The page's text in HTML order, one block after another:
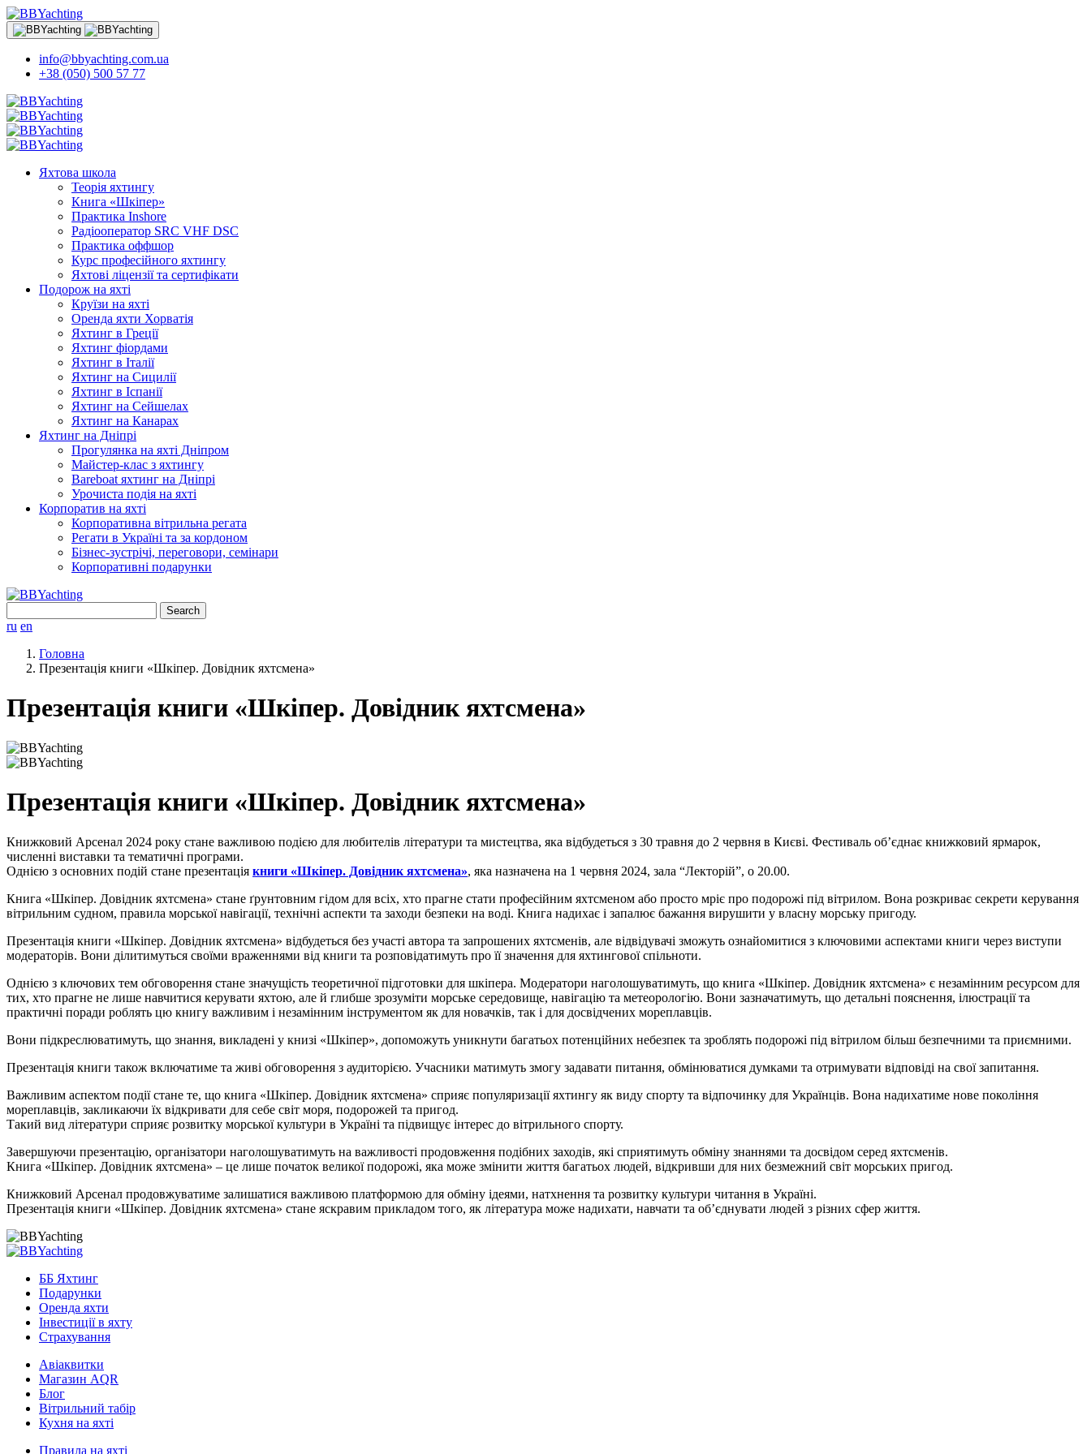
info@bbyachting.com.ua
+38 (050) 500 57 77
Яхтова школа
Теорія яхтингу
Книга «Шкіпер»
Практика Inshore
Радіооператор SRC VHF DSC
Практика оффшор
Курс професійного яхтингу
Яхтові ліцензії та сертифікати
Подорож на яхті
Круїзи на яхті
Оренда яхти Хорватія
Яхтинг в Греції
Яхтинг фіордами
Яхтинг в Італії
Яхтинг на Сицилії
Яхтинг в Іспанії
Яхтинг на Сейшелах
Яхтинг на Канарах
Яхтинг на Дніпрі
Прогулянка на яхті Дніпром
Майстер-клас з яхтингу
Bareboat яхтинг на Дніпрі
Урочиста подія на яхті
Корпоратив на яхті
Корпоративна вітрильна регата
Регати в Україні та за кордоном
Бізнес-зустрічі, переговори, семінари
Корпоративні подарунки
for:
ru en
Головна
Презентація книги «Шкіпер. Довідник яхтсмена»
Презентація книги «Шкіпер. Довідник яхтсмена»
Презентація книги «Шкіпер. Довідник яхтсмена»
Книжковий Арсенал 2024 року стане важливою подією для любителів літератури та мистецтва, яка відбудеться з 30 травня до 2 червня в Києві. Фестиваль об’єднає книжковий ярмарок,
численні виставки та тематичні програми.
Однією з основних подій стане презентація книги «Шкіпер. Довідник яхтсмена», яка назначена на 1 червня 2024, зала “Лекторій”, о 20.00.
Книга «Шкіпер. Довідник яхтсмена» стане ґрунтовним гідом для всіх, хто прагне стати професійним яхтсменом або просто мріє про подорожі під вітрилом. Вона розкриває секрети керування
вітрильним судном, правила морської навігації, технічні аспекти та заходи безпеки на воді. Книга надихає і запалює бажання вирушити у власну морську пригоду.
Презентація книги «Шкіпер. Довідник яхтсмена» відбудеться без участі автора та запрошених яхтсменів, але відвідувачі зможуть ознайомитися з ключовими аспектами книги через виступи
модераторів. Вони ділитимуться своїми враженнями від книги та розповідатимуть про її значення для яхтингової спільноти.
Однією з ключових тем обговорення стане значущість теоретичної підготовки для шкіпера. Модератори наголошуватимуть, що книга «Шкіпер. Довідник яхтсмена» є незамінним ресурсом для
тих, хто прагне не лише навчитися керувати яхтою, але й глибше зрозуміти морське середовище, навігацію та метеорологію. Вони зазначатимуть, що детальні пояснення, ілюстрації та
практичні поради роблять цю книгу важливим і незамінним інструментом як для новачків, так і для досвідчених мореплавців.
Вони підкреслюватимуть, що знання, викладені у книзі «Шкіпер», допоможуть уникнути багатьох потенційних небезпек та зроблять подорожі під вітрилом більш безпечними та приємними.
Презентація книги також включатиме та живі обговорення з аудиторією. Учасники матимуть змогу задавати питання, обмінюватися думками та отримувати відповіді на свої запитання.
Важливим аспектом події стане те, що книга «Шкіпер. Довідник яхтсмена» сприяє популяризації яхтингу як виду спорту та відпочинку для Українців. Вона надихатиме нове покоління
мореплавців, закликаючи їх відкривати для себе світ моря, подорожей та пригод.
Такий вид літератури сприяє розвитку морської культури в Україні та підвищує інтерес до вітрильного спорту.
Завершуючи презентацію, організатори наголошуватимуть на важливості продовження подібних заходів, які сприятимуть обміну знаннями та досвідом серед яхтсменів.
Книга «Шкіпер. Довідник яхтсмена» – це лише початок великої подорожі, яка може змінити життя багатьох людей, відкривши для них безмежний світ морських пригод.
Книжковий Арсенал продовжуватиме залишатися важливою платформою для обміну ідеями, натхнення та розвитку культури читання в Україні.
Презентація книги «Шкіпер. Довідник яхтсмена» стане яскравим прикладом того, як література може надихати, навчати та об’єднувати людей з різних сфер життя.
ББ Яхтинг
Подарунки
Оренда яхти
Інвестиції в яхту
Страхування
Авіаквитки
Магазин AQR
Блог
Вітрильний табір
Кухня на яхті
Правила на яхті